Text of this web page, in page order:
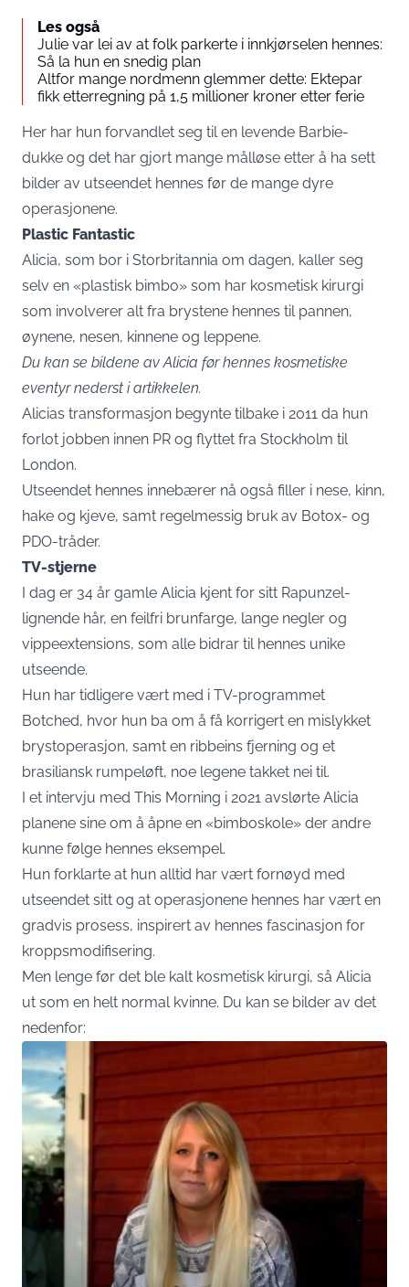
Les også
Julie var lei av at folk parkerte i innkjørselen hennes:
Så la hun en snedig plan
Altfor mange nordmenn glemmer dette: Ektepar
fikk etterregning på 1,5 millioner kroner etter ferie
Her har hun forvandlet seg til en levende Barbie-
dukke og det har gjort mange målløse etter å ha sett
bilder av utseendet hennes før de mange dyre
operasjonene.
Plastic Fantastic
Alicia, som bor i Storbritannia om dagen, kaller seg
selv en «plastisk bimbo» som har kosmetisk kirurgi
som involverer alt fra brystene hennes til pannen,
øynene, nesen, kinnene og leppene.
Du kan se bildene av Alicia før hennes kosmetiske
eventyr nederst i artikkelen.
Alicias transformasjon begynte tilbake i 2011 da hun
forlot jobben innen PR og flyttet fra Stockholm til
London.
Utseendet hennes innebærer nå også filler i nese, kinn,
hake og kjeve, samt regelmessig bruk av Botox- og
PDO-tråder.
TV-stjerne
I dag er 34 år gamle Alicia kjent for sitt Rapunzel-
lignende hår, en feilfri brunfarge, lange negler og
vippeextensions, som alle bidrar til hennes unike
utseende.
Hun har tidligere vært med i TV-programmet
Botched, hvor hun ba om å få korrigert en mislykket
brystoperasjon, samt en ribbeins fjerning og et
brasiliansk rumpeløft, noe legene takket nei til.
I et intervju med This Morning i 2021 avslørte Alicia
planene sine om å åpne en «bimboskole» der andre
kunne følge hennes eksempel.
Hun forklarte at hun alltid har vært fornøyd med
utseendet sitt og at operasjonene hennes har vært en
gradvis prosess, inspirert av hennes fascinasjon for
kroppsmodifisering.
Men lenge før det ble kalt kosmetisk kirurgi, så Alicia
ut som en helt normal kvinne. Du kan se bilder av det
nedenfor: